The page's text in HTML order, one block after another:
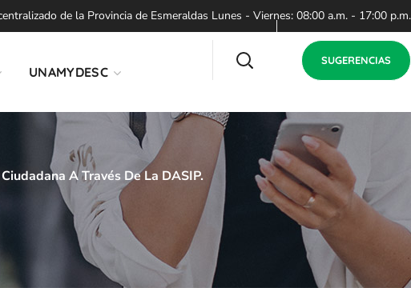
de la Provincia de Esmeraldas Lunes - Viernes: 08:00 a.m. - 17:00 p.m.
UNAMYDESC
SUGERENCIAS
A Través De La DASIP.